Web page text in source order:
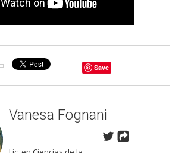
Save
Vanesa Fognani